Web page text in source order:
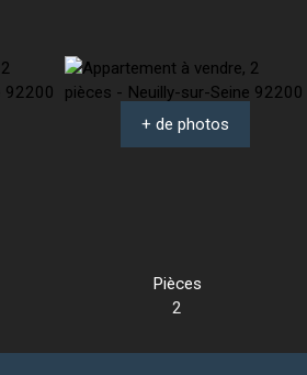
+ de photos
Pièces
2